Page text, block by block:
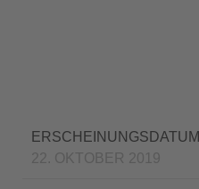
ERSCHEINUNGSDATUM
22. OKTOBER 2019